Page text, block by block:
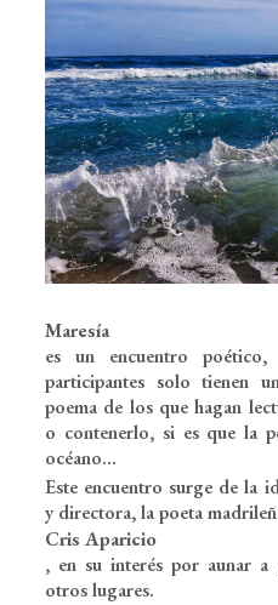
Maresía
es un encuentro
participantes solo tienen
poema de los que hagan
o contenerlo, si es que la
océano…
Este encuentro surge de la
y directora, la poeta
Cris Aparicio
, en su interés por aunar
otros lugares.